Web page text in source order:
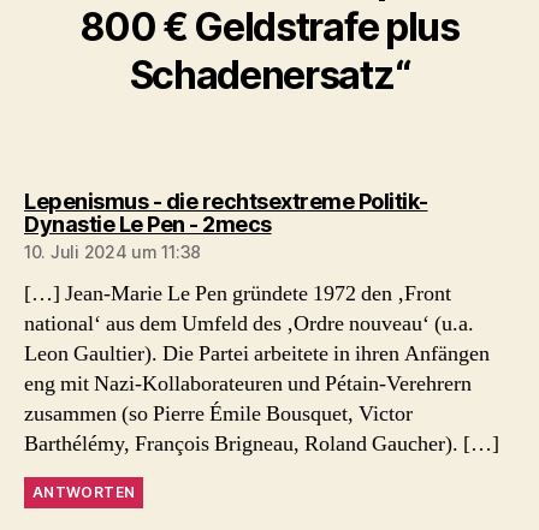
800 € Geldstrafe plus
Schadenersatz“
Lepenismus - die rechtsextreme Politik-
Dynastie Le Pen - 2mecssagt:
10. Juli 2024 um 11:38
[…] Jean-Marie Le Pen gründete 1972 den ‚Front
national‘ aus dem Umfeld des ‚Ordre nouveau‘ (u.a.
Leon Gaultier). Die Partei arbeitete in ihren Anfängen
eng mit Nazi-Kollaborateuren und Pétain-Verehrern
zusammen (so Pierre Émile Bousquet, Victor
Barthélémy, François Brigneau, Roland Gaucher). […]
ANTWORTEN